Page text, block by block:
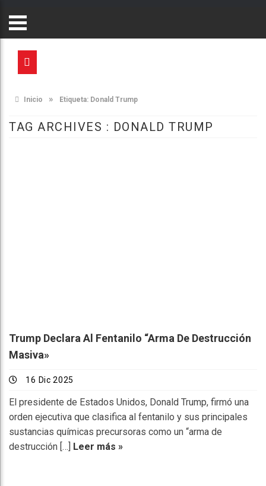
Inicio » Etiqueta: Donald Trump
TAG ARCHIVES : DONALD TRUMP
Trump Declara Al Fentanilo “arma De Destrucción
Masiva»
16 Dic 2025
El presidente de Estados Unidos, Donald Trump, firmó una
orden ejecutiva que clasifica al fentanilo y sus principales
sustancias químicas precursoras como un “arma de
destrucción […] Leer más »